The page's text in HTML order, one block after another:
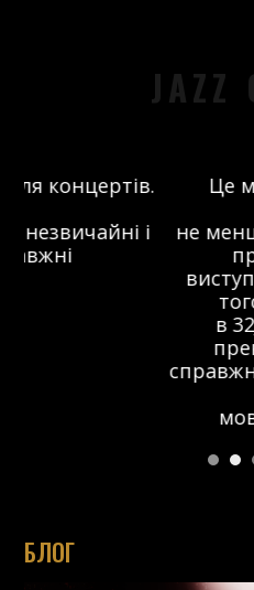
JAZZ
Надія
Це місце –
не менш важливо.
прямо як
виступала тут зі
того, як це
в 32JazzClub. За
прекрасне
справжній
стало
мовити, більш
БЛОГ